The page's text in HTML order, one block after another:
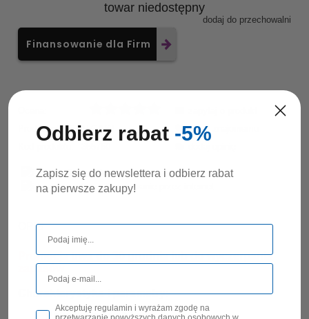
towar niedostępny
dodaj do przechowalni
Finansowanie dla Firm
Producent: STALGAST
poleć znajomemu
OPIS
Promocja trwa do 30 grudnia lub do wyczerpania
zapasów
Charakterystyka i parametry:
Pakowane po : 12 szt.
Odbierz rabat -5%
Zapisz się do newslettera i odbierz rabat
na pierwsze zakupy!
Akceptuję regulamin i wyrażam zgodę na